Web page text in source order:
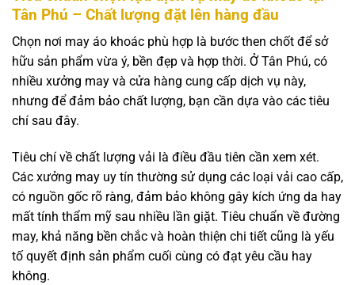
Tân Phú – Chất lượng đặt lên hàng đầu
Chọn nơi may áo khoác phù hợp là bước then chốt để sở
hữu sản phẩm vừa ý, bền đẹp và hợp thời. Ở Tân Phú, có
nhiều xưởng may và cửa hàng cung cấp dịch vụ này,
nhưng để đảm bảo chất lượng, bạn cần dựa vào các tiêu
chí sau đây.
Tiêu chí về chất lượng vải là điều đầu tiên cần xem xét.
Các xưởng may uy tín thường sử dụng các loại vải cao cấp,
có nguồn gốc rõ ràng, đảm bảo không gây kích ứng da hay
mất tính thẩm mỹ sau nhiều lần giặt. Tiêu chuẩn về đường
may, khả năng bền chắc và hoàn thiện chi tiết cũng là yếu
tố quyết định sản phẩm cuối cùng có đạt yêu cầu hay
không.